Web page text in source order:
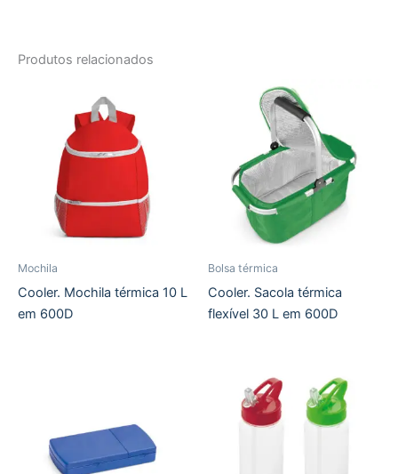
Produtos relacionados
Mochila
Cooler. Mochila térmica 10 L
em 600D
Bolsa térmica
Cooler. Sacola térmica
flexível 30 L em 600D